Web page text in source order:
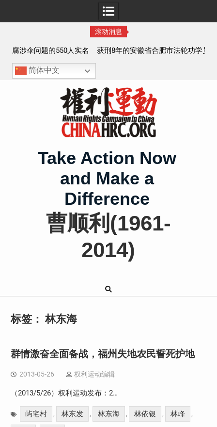
滚动消息
获刑8年的安徽省合肥市法轮功学员、软件工程师唐志飞的
案情及简历
简体中文
Take Action Now
and Make a
Difference
曹顺利(1961-
2014)
标签：林东海
群情激奋全面备战，福州失地农民誓死护地
2013-05-26 权利运动编辑
（2013/5/26）权利运动发布：2…
屿宅村 , 林东发 , 林东海 , 林依银 , 林峰 ,